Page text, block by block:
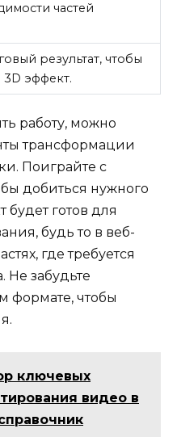
частей
результат, чтобы
эффект.
работу, можно
трансформации
Поиграйте с
добиться нужного
будет готов для
будь то в веб-
где требуется
Не забудьте
формате, чтобы
ключевых
видео в